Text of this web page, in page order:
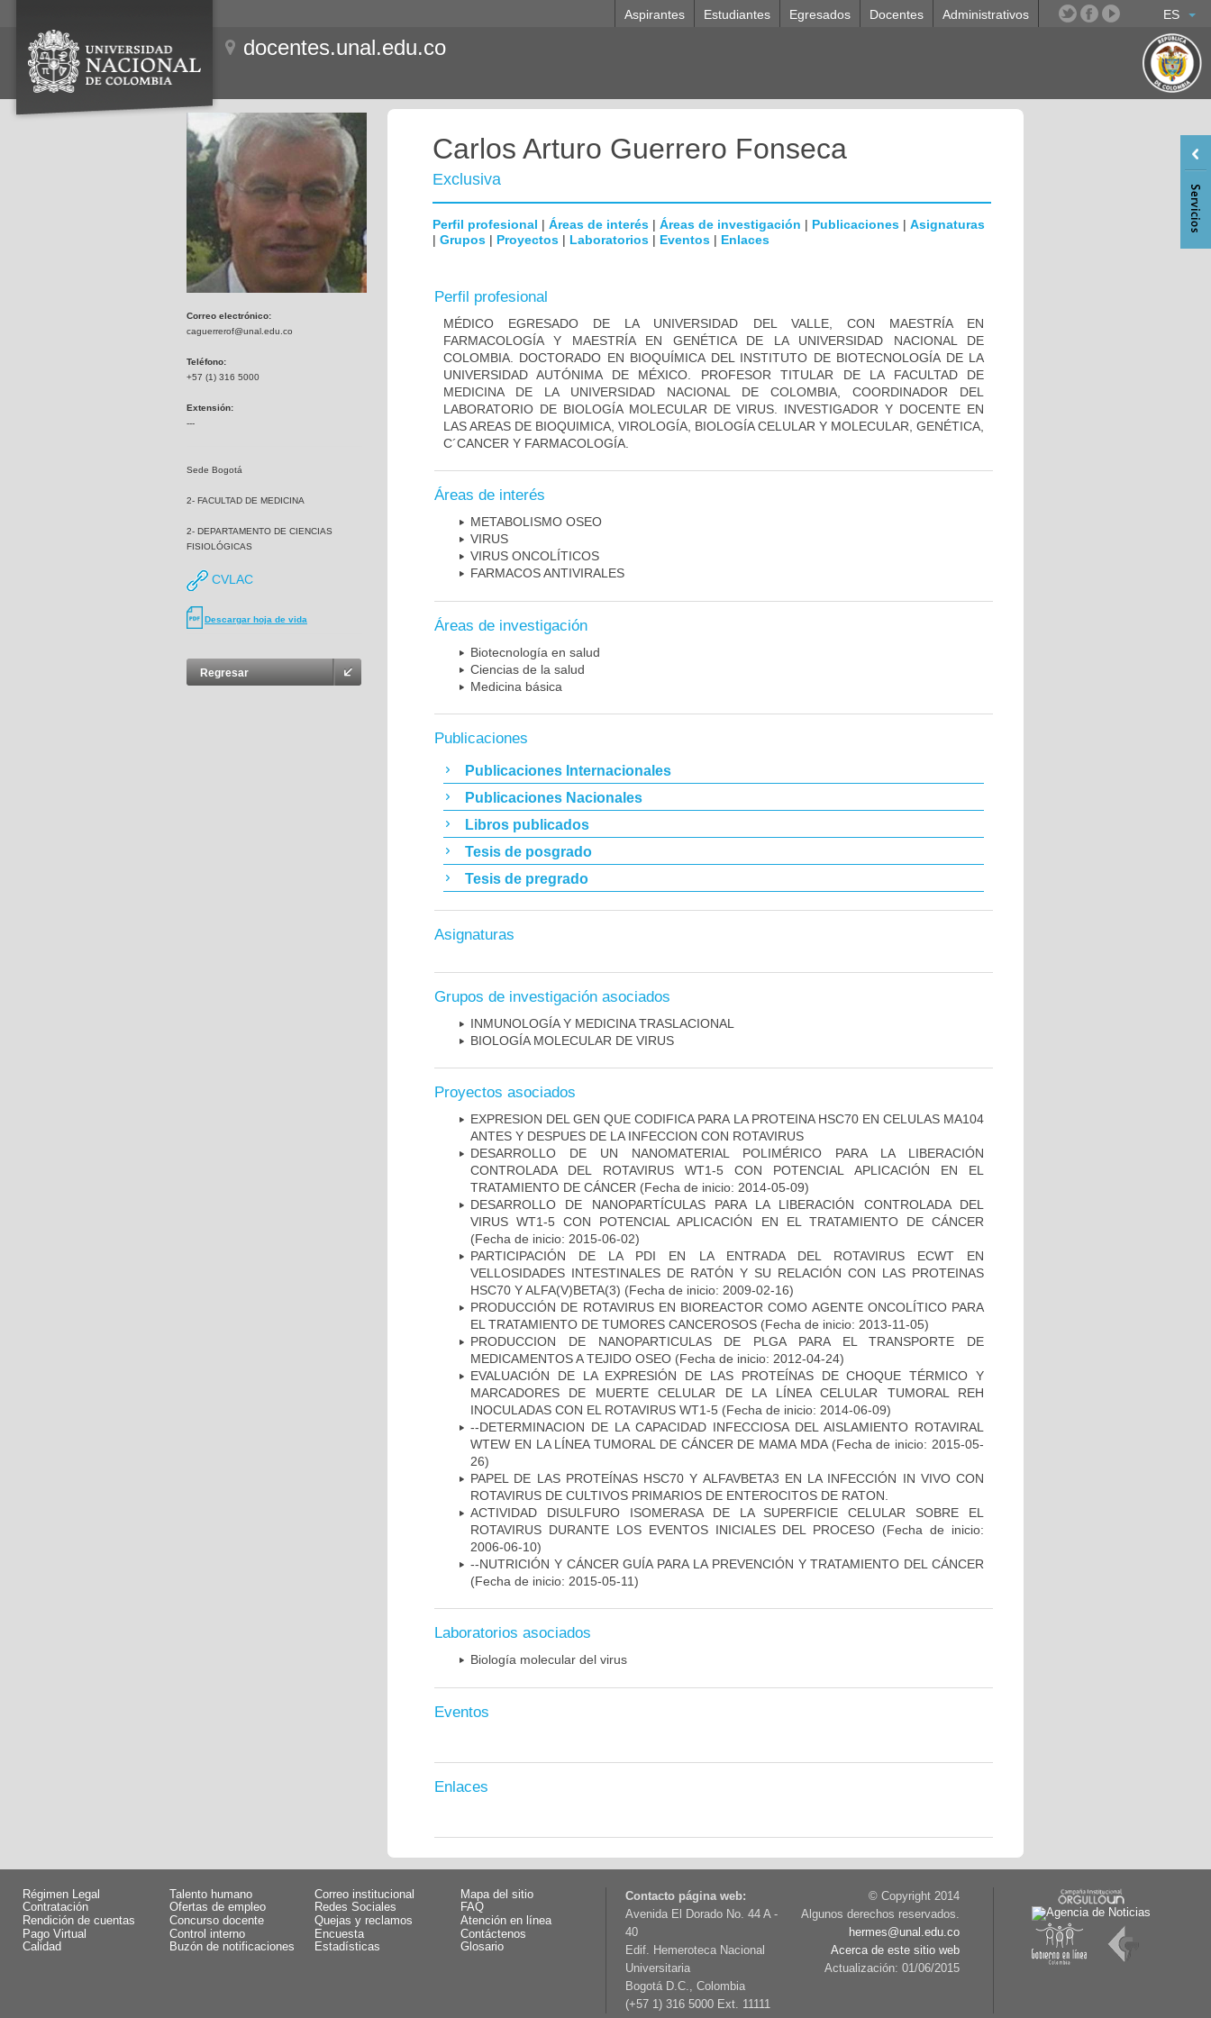
ES
Aspirantes Estudiantes Egresados Docentes Administrativos
docentes.unal.edu.co
Correo electrónico:
caguerrerof@unal.edu.co
Teléfono:
+57 (1) 316 5000
Extensión:
---
Sede Bogotá
2- FACULTAD DE MEDICINA
2- DEPARTAMENTO DE CIENCIAS
FISIOLÓGICAS
CVLAC
Descargar hoja de vida
Regresar
Carlos Arturo Guerrero Fonseca
Exclusiva
Perfil profesional | Áreas de interés | Áreas de investigación | Publicaciones | Asignaturas
| Grupos | Proyectos | Laboratorios | Eventos | Enlaces
Perfil profesional
MÉDICO EGRESADO DE LA UNIVERSIDAD DEL VALLE, CON MAESTRÍA EN
FARMACOLOGÍA Y MAESTRÍA EN GENÉTICA DE LA UNIVERSIDAD NACIONAL DE
COLOMBIA. DOCTORADO EN BIOQUÍMICA DEL INSTITUTO DE BIOTECNOLOGÍA DE LA
UNIVERSIDAD AUTÓNIMA DE MÉXICO. PROFESOR TITULAR DE LA FACULTAD DE
MEDICINA DE LA UNIVERSIDAD NACIONAL DE COLOMBIA, COORDINADOR DEL
LABORATORIO DE BIOLOGÍA MOLECULAR DE VIRUS. INVESTIGADOR Y DOCENTE EN
LAS AREAS DE BIOQUIMICA, VIROLOGÍA, BIOLOGÍA CELULAR Y MOLECULAR, GENÉTICA,
C´CANCER Y FARMACOLOGÍA.
Áreas de interés
METABOLISMO OSEO
VIRUS
VIRUS ONCOLÍTICOS
FARMACOS ANTIVIRALES
Áreas de investigación
Biotecnología en salud
Ciencias de la salud
Medicina básica
Publicaciones
Publicaciones Internacionales
Publicaciones Nacionales
Libros publicados
Tesis de posgrado
Tesis de pregrado
Asignaturas
Grupos de investigación asociados
INMUNOLOGÍA Y MEDICINA TRASLACIONAL
BIOLOGÍA MOLECULAR DE VIRUS
Proyectos asociados
EXPRESION DEL GEN QUE CODIFICA PARA LA PROTEINA HSC70 EN CELULAS MA104
ANTES Y DESPUES DE LA INFECCION CON ROTAVIRUS
DESARROLLO DE UN NANOMATERIAL POLIMÉRICO PARA LA LIBERACIÓN
CONTROLADA DEL ROTAVIRUS WT1-5 CON POTENCIAL APLICACIÓN EN EL
TRATAMIENTO DE CÁNCER (Fecha de inicio: 2014-05-09)
DESARROLLO DE NANOPARTÍCULAS PARA LA LIBERACIÓN CONTROLADA DEL
VIRUS WT1-5 CON POTENCIAL APLICACIÓN EN EL TRATAMIENTO DE CÁNCER
(Fecha de inicio: 2015-06-02)
PARTICIPACIÓN DE LA PDI EN LA ENTRADA DEL ROTAVIRUS ECWT EN
VELLOSIDADES INTESTINALES DE RATÓN Y SU RELACIÓN CON LAS PROTEINAS
HSC70 Y ALFA(V)BETA(3) (Fecha de inicio: 2009-02-16)
PRODUCCIÓN DE ROTAVIRUS EN BIOREACTOR COMO AGENTE ONCOLÍTICO PARA
EL TRATAMIENTO DE TUMORES CANCEROSOS (Fecha de inicio: 2013-11-05)
PRODUCCION DE NANOPARTICULAS DE PLGA PARA EL TRANSPORTE DE
MEDICAMENTOS A TEJIDO OSEO (Fecha de inicio: 2012-04-24)
EVALUACIÓN DE LA EXPRESIÓN DE LAS PROTEÍNAS DE CHOQUE TÉRMICO Y
MARCADORES DE MUERTE CELULAR DE LA LÍNEA CELULAR TUMORAL REH
INOCULADAS CON EL ROTAVIRUS WT1-5 (Fecha de inicio: 2014-06-09)
--DETERMINACION DE LA CAPACIDAD INFECCIOSA DEL AISLAMIENTO ROTAVIRAL
WTEW EN LA LÍNEA TUMORAL DE CÁNCER DE MAMA MDA(Fecha de inicio: 2015-05-
26)
PAPEL DE LAS PROTEÍNAS HSC70 Y ALFAVBETA3 EN LA INFECCIÓN IN VIVO CON
ROTAVIRUS DE CULTIVOS PRIMARIOS DE ENTEROCITOS DE RATON.
ACTIVIDAD DISULFURO ISOMERASA DE LA SUPERFICIE CELULAR SOBRE EL
ROTAVIRUS DURANTE LOS EVENTOS INICIALES DEL PROCESO (Fecha de inicio:
2006-06-10)
--NUTRICIÓN Y CÁNCER GUÍA PARA LA PREVENCIÓN Y TRATAMIENTO DEL CÁNCER
(Fecha de inicio: 2015-05-11)
Laboratorios asociados
Biología molecular del virus
Eventos
Enlaces
Régimen Legal
Talento humano
Contratación
Ofertas de empleo
Rendición de cuentas
Concurso docente
Pago Virtual
Control interno
Calidad
Buzón de notificaciones
Correo institucional
Mapa del sitio
Redes Sociales
FAQ
Quejas y reclamos
Atención en línea
Encuesta
Contáctenos
Estadísticas
Glosario
Contacto página web:
Avenida El Dorado No. 44 A -
40
Edif. Hemeroteca Nacional
Universitaria
Bogotá D.C., Colombia
(+57 1) 316 5000 Ext. 11111
© Copyright 2014
Algunos derechos reservados.
hermes@unal.edu.co
Acerca de este sitio web
Actualización: 01/06/2015